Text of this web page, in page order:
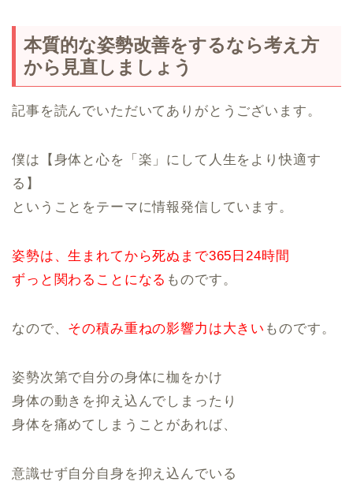
本質的な姿勢改善をするなら考え方
から見直しましょう
記事を読んでいただいてありがとうございます。
僕は【身体と心を「楽」にして人生をより快適す
る】
ということをテーマに情報発信しています。
姿勢は、生まれてから死ぬまで365日24時間
ずっと関わることになる ものです。
なので、 その積み重ねの影響力は大きい ものです。
姿勢次第で自分の身体に枷をかけ
身体の動きを抑え込んでしまったり
身体を痛めてしまうことがあれば、
意識せず自分自身を抑え込んでいる